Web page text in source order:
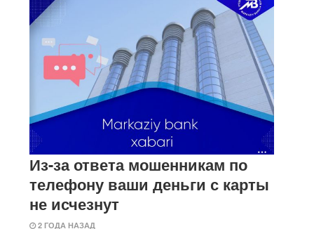
Из-за ответа мошенникам по
телефону ваши деньги с карты
не исчезнут
2 ГОДА НАЗАД